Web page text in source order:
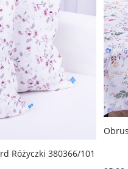
Różyczki 380366/101